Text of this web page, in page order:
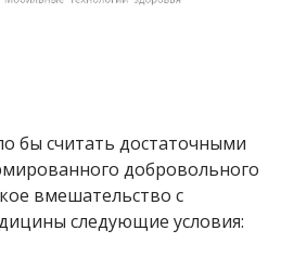
бы считать достаточными
добровольного
вмешательство с
следующие условия: